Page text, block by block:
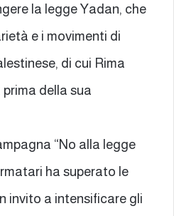
la legge Yadan, che
e i movimenti di
di cui Rima
della sua
“No alla legge
ha superato le
invito a intensificare gli